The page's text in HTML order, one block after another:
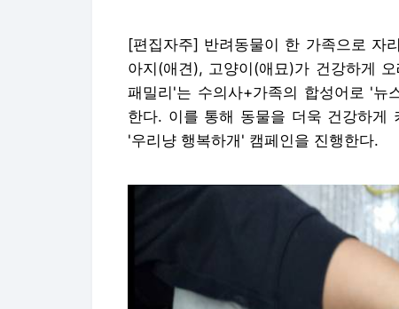
[편집자주] 반려동물이 한 가족으로 자
아지(애견), 고양이(애묘)가 건강하게
패밀리'는 수의사+가족의 합성어로 '뉴
한다. 이를 통해 동물을 더욱 건강하게
'우리냥 행복하개' 캠페인을 진행한다.